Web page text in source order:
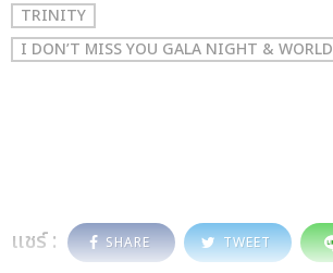
TRINITY
I DON’T MISS YOU GALA NIGHT & WORLD
แชร์ : SHARE TWEET